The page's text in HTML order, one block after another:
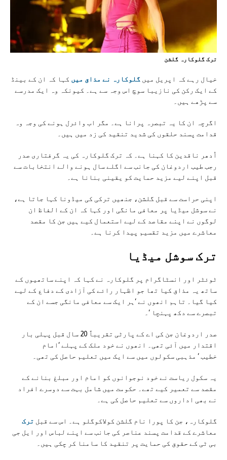
ترک گلوکارہ گلشن
خیال رہے کہ اپریل میں گلوکارہ نے مذاق میں کہا کہ ان کے بینڈ
کے ایک رکن کی نازیبا سوچ اس وجہ سے ہے۔ کیونکہ وہ ایک مدرسے
سے پڑھے ہیں۔
اگرچہ ان کا یہ تبصرہ پرانا ہے۔ مگر اب وائرل ہونے کی وجہ وہ
قدامت پسند حلقوں کی شدید تنقید کی زد میں ہیں۔
اُدھر ناقدین کا کہنا ہے۔ کہ ترک گلوکارہ کی یہ گرفتاری صدر
رجب طیب اردوغان کی جانب سے اگلے سال ہونے والے انتخابات سے
قبل اپنے لیے مزید حمایت کو یقینی بنانا ہے۔
اپنی حراست سے قبل گلشن، جنھیں ترکی کی میڈونا کہا جاتا ہے،
نے سوشل میڈیا پر معافی مانگی اور کہا کہ ان کے الفاظ ان
لوگوں نے اپنے مقاصد کے لیے استعمال کیے ہیں جن کا مقصد
معاشرے میں مزید تقسیم پیدا کرنا ہے۔
ترک سوشل ميڈيا
ٹوئٹر اور انسٹاگرام پر گلوکارہ نے کہا کہ اپنے ساتھیوں کے
ساتھ یہ مذاق کیا تھا جو اظہار رائے کی آزادی کے دفاع کے لیے
کیا گیا۔ تاہم انھوں نے ‘ہر ایک سے معافی مانگی جسے ان کے
تبصرے سے دکھ پہنچا ‘۔
صدر اردوغان جن کی اے کے پارٹی تقریباً 20 سال قبل پہلی بار
اقتدار میں آئی تھی۔ انھوں نے خود ملک کے پہلے ‘امام
خطیب ‘ مذہبی سکولوں میں سے ایک میں تعلیم حاصل کی تھی۔
یہ سکول ریاست نے خود نوجوانوں کو امام اور مبلغ بنانے کے
مقصد سے تعمیر کیے تھے۔ حکومت میں شامل بہت سے دوسرے افراد
نے بھی اداروں سے تعلیم حاصل کی ہے۔
گلوکارہ، جن کا پورا نام گلشن کولاکوگلو ہے۔ اس سے قبل ترک
معاشرے کے قدامت پسند عناصر کی جانب سے اپنے لباس اور ایل جی
بی ٹی کے حقوق کی حمایت پر تنقید کا سامنا کر چکی ہیں۔